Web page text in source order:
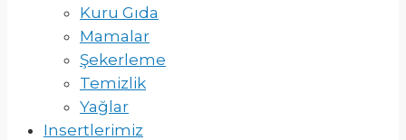
Kuru Gıda
Mamalar
Şekerleme
Temizlik
Yağlar
Insertlerimiz